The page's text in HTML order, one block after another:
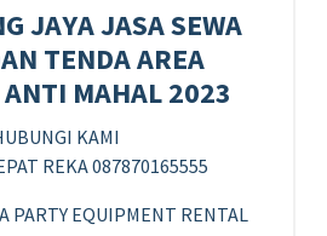
JAYA JASA SEWA
TENDA AREA
MAHAL 2023
KAMI
REKA 087870165555
PARTY EQUIPMENT RENTAL